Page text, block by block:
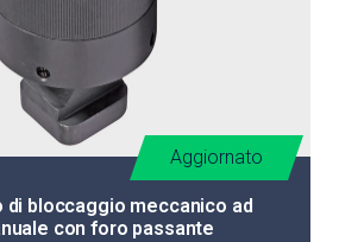
di bloccaggio meccanico ad
con foro passante
Aggiornato